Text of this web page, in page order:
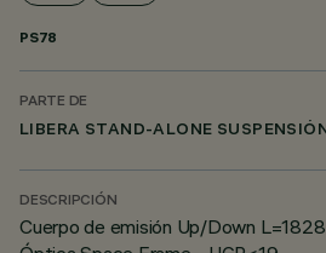
PS78
PARTE DE
LIBERA STAND-ALONE
DESCRIPCIÓN
Cuerpo de emisión Up/Down